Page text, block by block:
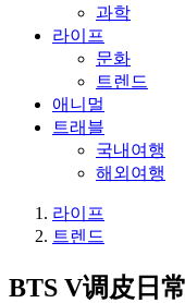
과학
라이프
문화
트렌드
애니멀
트래블
국내여행
해외여행
라이프
트렌드
BTS V调皮日